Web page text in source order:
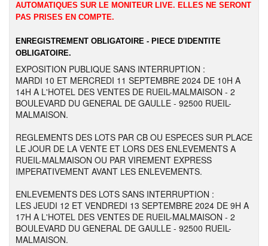
AUTOMATIQUES SUR LE MONITEUR LIVE. ELLES NE SERONT
PAS PRISES EN COMPTE.
ENREGISTREMENT OBLIGATOIRE - PIECE D'IDENTITE
OBLIGATOIRE.
EXPOSITION PUBLIQUE SANS INTERRUPTION :
MARDI 10 ET MERCREDI 11 SEPTEMBRE 2024 DE 10H A
14H A L'HOTEL DES VENTES DE RUEIL-MALMAISON - 2
BOULEVARD DU GENERAL DE GAULLE - 92500 RUEIL-
MALMAISON.
REGLEMENTS DES LOTS PAR CB OU ESPECES SUR PLACE
LE JOUR DE LA VENTE ET LORS DES ENLEVEMENTS A
RUEIL-MALMAISON OU PAR VIREMENT EXPRESS
IMPERATIVEMENT AVANT LES ENLEVEMENTS.
ENLEVEMENTS DES LOTS SANS INTERRUPTION :
LES JEUDI 12 ET VENDREDI 13 SEPTEMBRE 2024 DE 9H A
17H A L'HOTEL DES VENTES DE RUEIL-MALMAISON - 2
BOULEVARD DU GENERAL DE GAULLE - 92500 RUEIL-
MALMAISON.